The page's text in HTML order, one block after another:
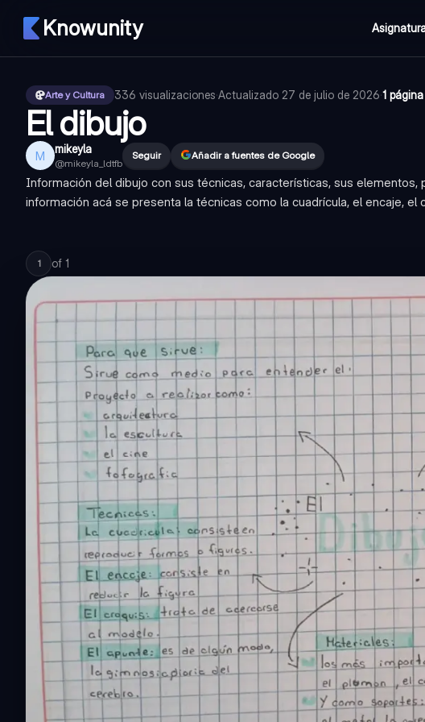
Knowunity
Arte y Cultura 336 visualizaciones·Actualizado 27 de julio de 2026·1 página
El dibujo
M mikeyla
@mikeyla_ldtfb
Seguir Añadir a fuentes de Google
Información del dibujo con sus técnicas, características, sus
información acá se presenta la técnicas como la cuadrícula, el encaje, el
1 of 1